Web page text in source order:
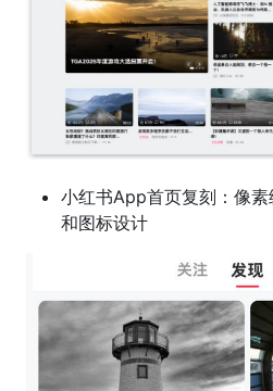
小红书App首页复刻：像
和图标设计